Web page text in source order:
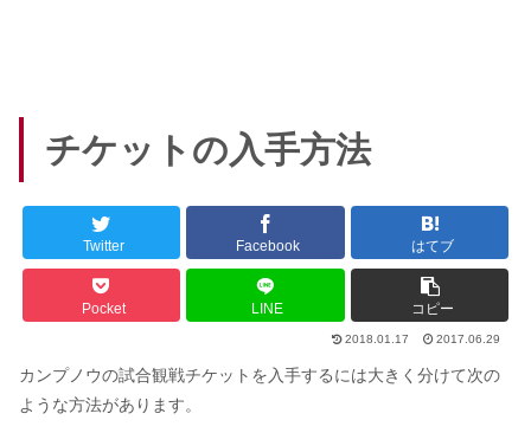
チケットの入手方法
Twitter Facebook はてブ
Pocket LINE コピー
2018.01.17 2017.06.29
カンプノウの試合観戦チケットを入手するには大きく分けて次の
ような方法があります。